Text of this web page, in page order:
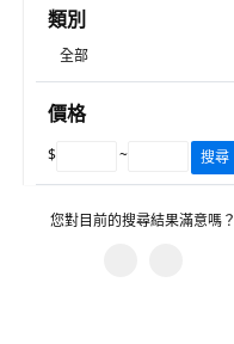
類別
全部
價格
$ ~ 搜尋
您對目前的搜尋結果滿意嗎？